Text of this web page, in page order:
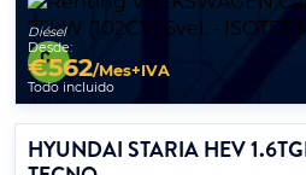
Diésel
Desde:
€562/Mes+IVA
Todo incluido
HYUNDAI STARIA HEV